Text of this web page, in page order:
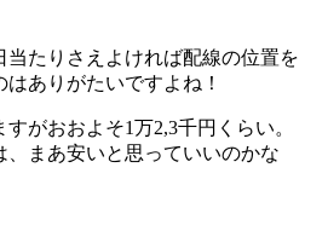
当たりさえよければ配線の位置を
ありがたいですよね！
がおおよそ1万2,3千円くらい。
、まあ安いと思っていいのかな